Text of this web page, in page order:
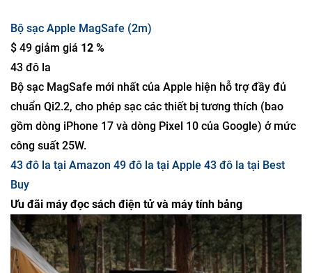
Bộ sạc Apple MagSafe (2m)
$ 49 giảm giá 12 %
43 đô la
Bộ sạc MagSafe mới nhất của Apple hiện hỗ trợ đầy đủ
chuẩn Qi2.2, cho phép sạc các thiết bị tương thích (bao
gồm dòng iPhone 17 và dòng Pixel 10 của Google) ở mức
công suất 25W.
43 đô la tại Amazon 49 đô la tại Apple 43 đô la tại Best
Buy
Ưu đãi máy đọc sách điện tử và máy tính bảng